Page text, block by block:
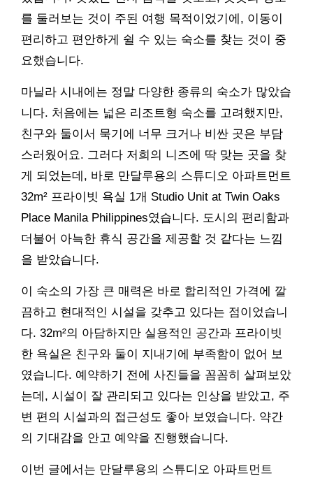
를 둘러보는 것이 주된 여행 목적이었기에, 이동이
편리하고 편안하게 쉴 수 있는 숙소를 찾는 것이 중
요했습니다.
마닐라 시내에는 정말 다양한 종류의 숙소가 많았습
니다. 처음에는 넓은 리조트형 숙소를 고려했지만,
친구와 둘이서 묵기에 너무 크거나 비싼 곳은 부담
스러웠어요. 그러다 저희의 니즈에 딱 맞는 곳을 찾
게 되었는데, 바로 만달루용의 스튜디오 아파트먼트
32m² 프라이빗 욕실 1개 Studio Unit at Twin Oaks
Place Manila Philippines였습니다. 도시의 편리함과
더불어 아늑한 휴식 공간을 제공할 것 같다는 느낌
을 받았습니다.
이 숙소의 가장 큰 매력은 바로 합리적인 가격에 깔
끔하고 현대적인 시설을 갖추고 있다는 점이었습니
다. 32m²의 아담하지만 실용적인 공간과 프라이빗
한 욕실은 친구와 둘이 지내기에 부족함이 없어 보
였습니다. 예약하기 전에 사진들을 꼼꼼히 살펴보았
는데, 시설이 잘 관리되고 있다는 인상을 받았고, 주
변 편의 시설과의 접근성도 좋아 보였습니다. 약간
의 기대감을 안고 예약을 진행했습니다.
이번 글에서는 만달루용의 스튜디오 아파트먼트